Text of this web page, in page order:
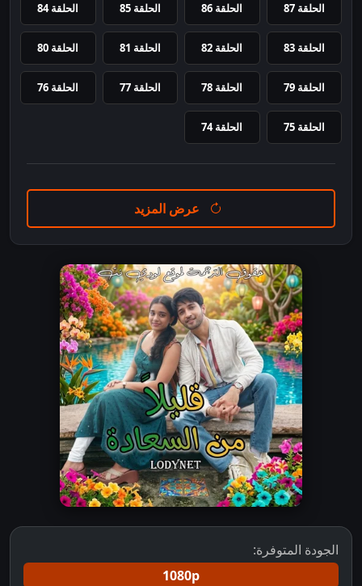
الحلقة 87 الحلقة 86 الحلقة 85 الحلقة 84
الحلقة 83 الحلقة 82 الحلقة 81 الحلقة 80
الحلقة 79 الحلقة 78 الحلقة 77 الحلقة 76
الحلقة 75 الحلقة 74
عرض المزيد
الجودة المتوفرة:
1080p